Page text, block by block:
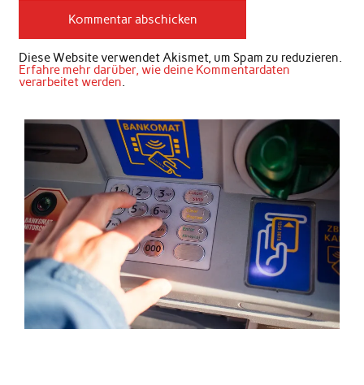
Diese Website verwendet Akismet, um Spam zu reduzieren.
Erfahre mehr darüber, wie deine Kommentardaten
verarbeitet werden